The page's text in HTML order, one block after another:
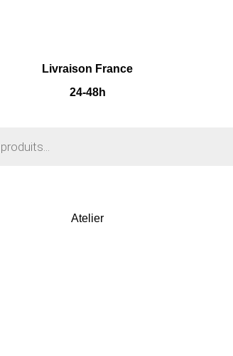
Livraison France
24-48h
Atelier